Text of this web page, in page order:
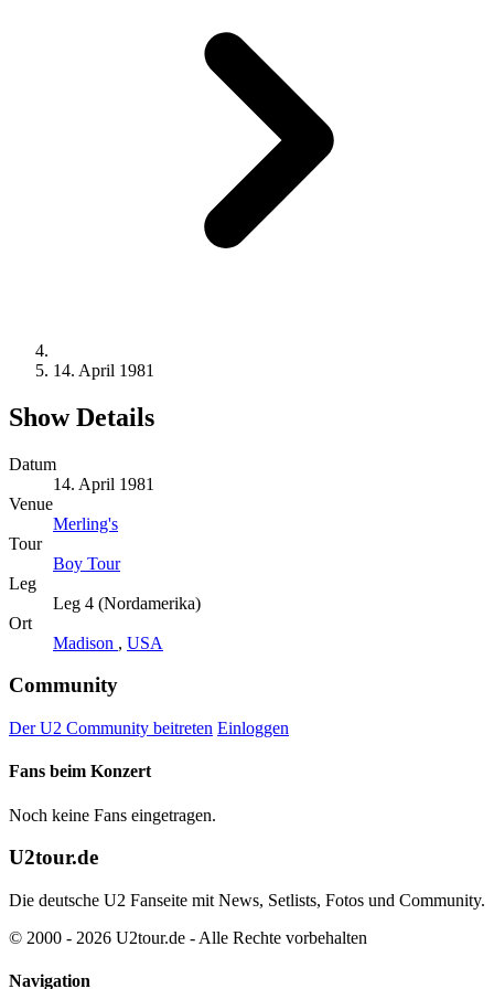
14. April 1981
Show Details
Datum
14. April 1981
Venue
Merling's
Tour
Boy Tour
Leg
Leg 4 (Nordamerika)
Ort
Madison , USA
Community
Der U2 Community beitreten Einloggen
Fans beim Konzert
Noch keine Fans eingetragen.
U2tour.de
Die deutsche U2 Fanseite mit News, Setlists, Fotos und Community.
© 2000 - 2026 U2tour.de - Alle Rechte vorbehalten
Navigation